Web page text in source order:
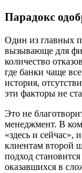
Парадокс
Один из главных
вызывающе для
количество
где банки чаще
история,
эти факторы не
Это не
менеджмент. В
«здесь и сейчас»,
клиентам второй
подход
оказавшихся в